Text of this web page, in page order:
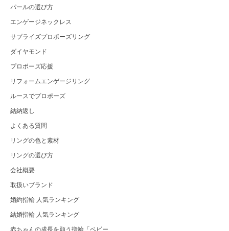
パールの選び方
エンゲージネックレス
サプライズプロポーズリング
ダイヤモンド
プロポーズ応援
リフォームエンゲージリング
ルースでプロポーズ
結納返し
よくある質問
リングの色と素材
リングの選び方
会社概要
取扱いブランド
婚約指輪 人気ランキング
結婚指輪 人気ランキング
赤ちゃんの成長を願う指輪「ベビー